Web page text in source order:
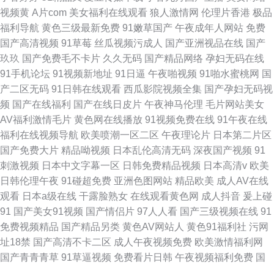
视频黄 A片com 美女福利在线观看 狼人激情网 伦理片香港 极品
福利导航 黄色三级最新免费 91嫩草国产 午夜成年人网站 免费
国产高清视频 91草莓 丝瓜视频污成人 国产亚洲视品在线 国产
玖玖 国产免费毛不卡片 久久无码 国产精品网络 孕妇无码在线
91手机论坛 91视频新地址 91日逼 午夜啪视频 91啪水蜜桃网 国
产二区无码 91日韩在线观看 西瓜影院视频全集 国产孕妇无码视
频 国产在线福利 国产在线日皮片 午夜神马伦理 毛片网站美女
AV福利激情毛片 黄色网在线播放 91视频免费在线 91午夜在线
福利在线视频导航 欧美喷潮一区二区 午夜理论片 日本第二片区
国产免费大片 精品呦视频 日本乱伦高清无码 深夜国产视频 91
刺激视频 日本中文字幕一区 日韩免费精品视频 日本高清v 欧美
日韩伦理午夜 91碰超免费 亚洲色图网站 精品欧美 成人AV在线
观看 日本a级在线 干露脸熟女 在线观看黄色网 成人抖音 爰上碰
91 国产美女91视频 国产情侣片 97人人看 国产三级视频在线 91
免费视频精品 国产精品另类 黄色AV网站人 黄色91福利社 污网
址18禁 国产高清不卡二区 成人午夜视频免费 欧美激情福利网
国产青青青草 91草逼视频 免费看片日韩 午夜视频福利免费 国